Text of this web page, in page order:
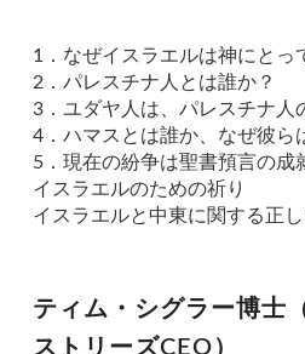
1．なぜイスラエルは神にとっ
2．パレスチナ人とは誰か？
3．ユダヤ人は、パレスチナ人
4．ハマスとは誰か、なぜ彼ら
5．現在の紛争は聖書預言の成
イスラエルのための祈り
イスラエルと中東に関する正
ティム・シグラー博士
ストリーズCEO）